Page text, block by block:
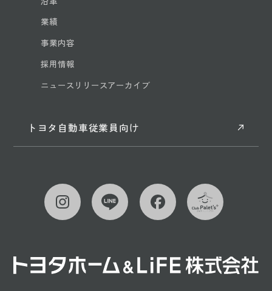
業績
事業内容
採用情報
ニュースリリースアーカイブ
トヨタ自動車従業員向け